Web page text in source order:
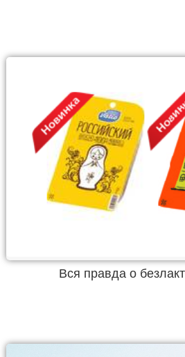
Вся правда о